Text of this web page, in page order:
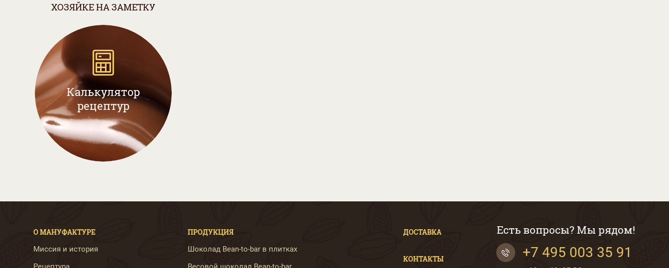
ХОЗЯЙКЕ НА ЗАМЕТКУ
Калькулятор
рецептур
О МАНУФАКТУРЕ
Миссия и история
ПРОДУКЦИЯ
Шоколад Bean-to-bar в плитках
ДОСТАВКА
КОНТАКТЫ
Есть вопросы? Мы рядом!
+7 495 003 35 91